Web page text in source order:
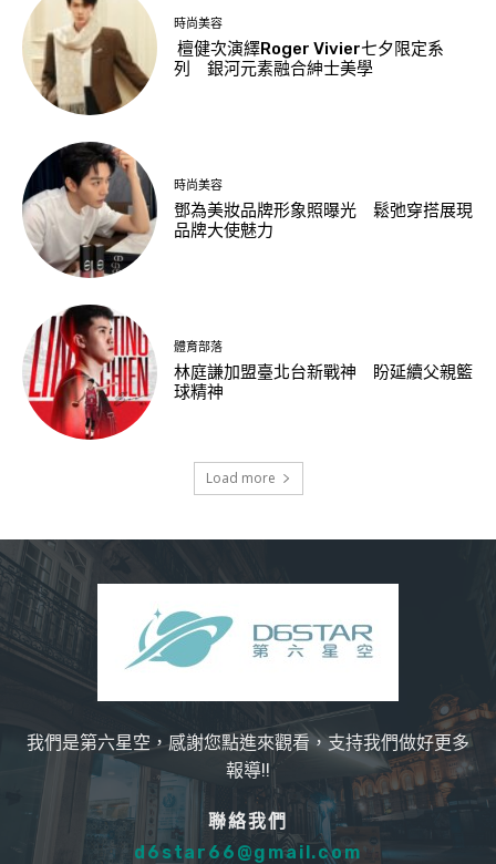
時尚美容
檀健次演繹Roger Vivier七夕限定系
列 銀河元素融合紳士美學
時尚美容
鄧為美妝品牌形象照曝光 鬆弛穿搭展現
品牌大使魅力
體育部落
林庭謙加盟臺北台新戰神 盼延續父親籃
球精神
Load more
我們是第六星空，感謝您點進來觀看，支持我們做好更多
報導!!
聯絡我們
d6star66@gmail.com